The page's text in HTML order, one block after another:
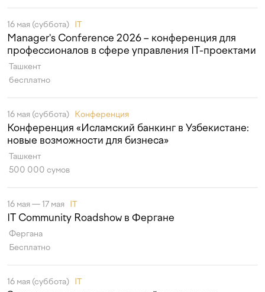
16 мая (суббота) IT
Manager's Conference 2026 – конференция для
профессионалов в сфере управления IT-проектами
Ташкент
бесплатно
16 мая (суббота) Конференция
Конференция «Исламский банкинг в Узбекистане:
новые возможности для бизнеса»
Ташкент
500 000 сумов
16 мая — 17 мая IT
IT Community Roadshow в Фергане
Фергана
Бесплатно
16 мая (суббота) IT